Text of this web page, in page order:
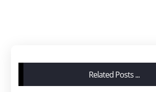
Related Posts ...